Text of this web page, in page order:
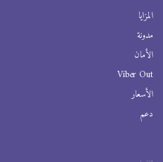
المزايا
مدونة
الأمان
Viber Out
الأسعار
دعم